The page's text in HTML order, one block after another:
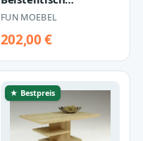
Wohnzimmertisch -
Bento- 78x78 cm
Beton Optik
FUN MOEBEL
202,00 €
★ Bestpreis